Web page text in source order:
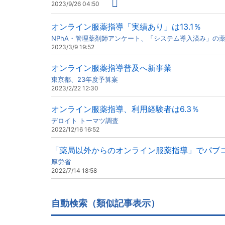
2023/9/26 04:50
オンライン服薬指導「実績あり」は13.1％
NPhA・管理薬剤師アンケート、「システム導入済み」の
2023/3/9 19:52
オンライン服薬指導普及へ新事業
東京都、23年度予算案
2023/2/22 12:30
オンライン服薬指導、利用経験者は6.3％
デロイト トーマツ調査
2022/12/16 16:52
「薬局以外からのオンライン服薬指導」でパブ
厚労省
2022/7/14 18:58
自動検索（類似記事表示）